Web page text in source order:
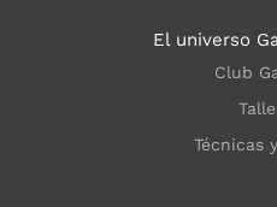
El universo
Club
Técnicas